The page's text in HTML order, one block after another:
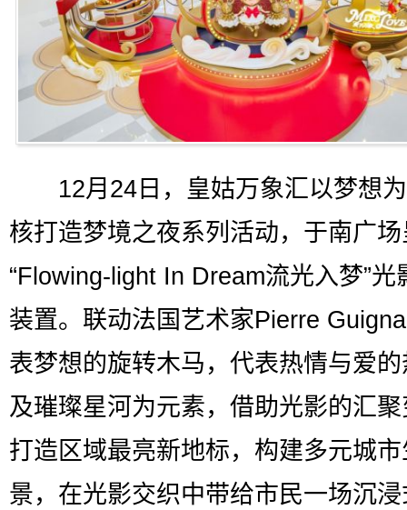
12月24日，皇姑万象汇以梦想
核打造梦境之夜系列活动，于南广
“Flowing-light In Dream流光入梦”光
装置。联动法国艺术家Pierre
表梦想的旋转木马，代表热情与爱
及璀璨星河为元素，借助光影的汇
打造区域最亮新地标，构建多元城
景，在光影交织中带给市民一场沉